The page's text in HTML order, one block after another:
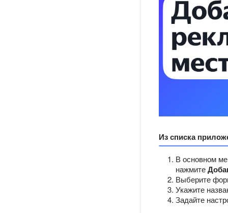
Из списка
В основном
нажмите
Выберите
Укажите
Задайте